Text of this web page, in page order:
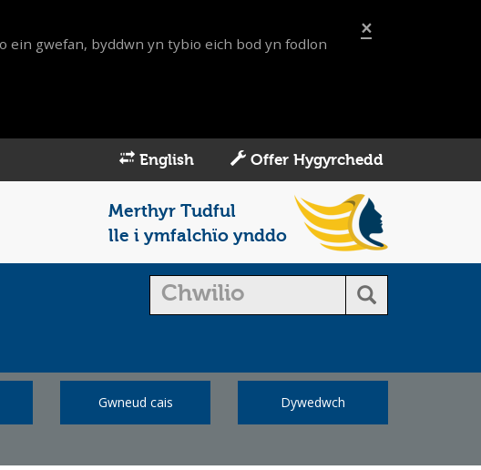
×
ein gwefan, byddwn yn tybio eich bod yn fodlon
English Offer Hygyrchedd
Merthyr Tudful
lle i ymfalchïo ynddo
Gwneud cais Dywedwch